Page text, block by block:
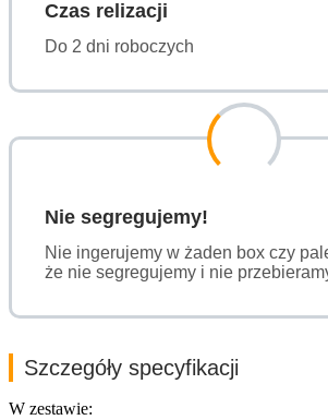
Czas relizacji
Do 2 dni roboczych
Nie segregujemy!
Nie ingerujemy w żaden box czy
że nie segregujemy i nie
Szczegóły specyfikacji
W zestawie: